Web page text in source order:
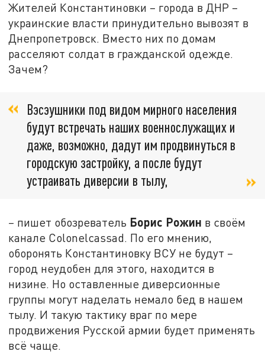
Жителей Константиновки – города в ДНР –
украинские власти принудительно вывозят в
Днепропетровск. Вместо них по домам
расселяют солдат в гражданской одежде.
Зачем?
Вэсэушники под видом мирного населения
будут встречать наших военнослужащих и
даже, возможно, дадут им продвинуться в
городскую застройку, а после будут
устраивать диверсии в тылу,
– пишет обозреватель Борис Рожин в своём
канале Colonelcassad. По его мнению,
оборонять Константиновку ВСУ не будут –
город неудобен для этого, находится в
низине. Но оставленные диверсионные
группы могут наделать немало бед в нашем
тылу. И такую тактику враг по мере
продвижения Русской армии будет применять
всё чаще.